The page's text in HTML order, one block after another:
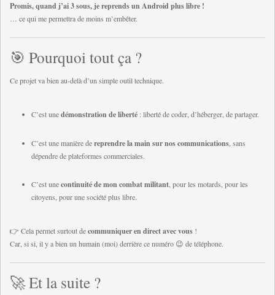
Promis, quand j’ai 3 sous, je reprends un Android plus libre !
… ce qui me permettra de moins m’embêter.
🎯 Pourquoi tout ça ?
Ce projet va bien au-delà d’un simple outil technique.
C’est unedémonstration de liberté : liberté de coder, d’héberger, de partager.
C’est une manière dereprendre la main sur nos communications , sans
dépendre de plateformes commerciales.
C’est unecontinuité de mon combat militant , pour les motards, pour les
citoyens, pour une société plus libre.
👉 Cela permet surtout decommuniquer en direct avec vous !
Car, si si, il y a bien un humain (moi) derrière ce numéro 😉 de téléphone.
🚀 Et la suite ?